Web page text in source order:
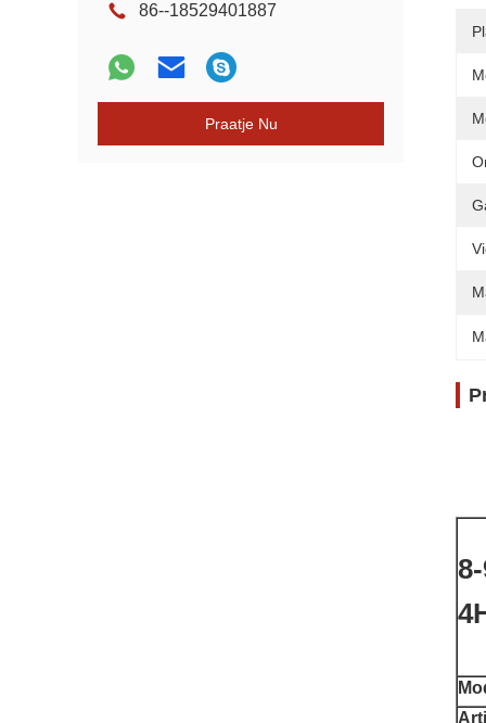
86--18529401887
Praatje Nu